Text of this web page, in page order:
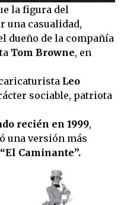
la figura del
una casualidad,
dueño de la compañía
Tom Browne, en
Leo
sociable, patriota
recién en 1999,
una versión más
“El Caminante”.